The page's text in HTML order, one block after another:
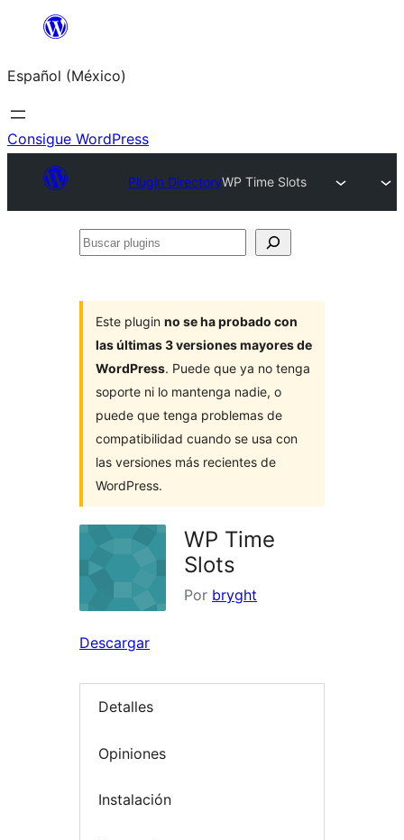
Saltar
contenido
Español (México)
Consigue WordPress
Plugin DirectoryWP Time Slots
Buscar
Este plugin no se ha probado con
las últimas 3 versiones mayores de
WordPress. Puede que ya no tenga
soporte ni lo mantenga nadie, o
puede que tenga problemas de
compatibilidad cuando se usa con
las versiones más recientes de
WordPress.
WP Time
Slots
Por bryght
Descargar
Detalles
Opiniones
Instalación